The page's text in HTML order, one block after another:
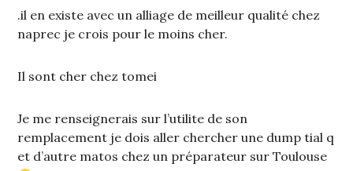
.il en existe avec un alliage de meilleur qualité chez
naprec je crois pour le moins cher.
Il sont cher chez tomei
Je me renseignerais sur l’utilite de son
remplacement je dois aller chercher une dump tial q
et d’autre matos chez un préparateur sur Toulouse